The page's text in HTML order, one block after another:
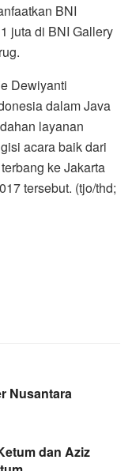
BNI
juta di BNI Gallery
Dewiyanti
dalam Java
layanan
acara baik dari
ke Jakarta
tersebut. (tjo/thd;
Nusantara
dan Aziz